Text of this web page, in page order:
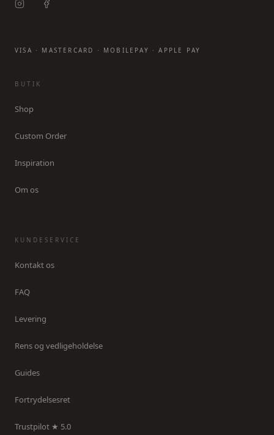
VISA · MASTERCARD · MOBILEPAY · APPLE PAY
BUTIK
Shop
Custom Order
Inspiration
Om os
KUNDESERVICE
Kontakt os
FAQ
Levering
Rens og vedligeholdelse
Guides
Fortrydelsesret
Trustpilot ★ 5.0